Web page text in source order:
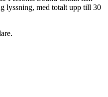
lyssning, med totalt upp till 30